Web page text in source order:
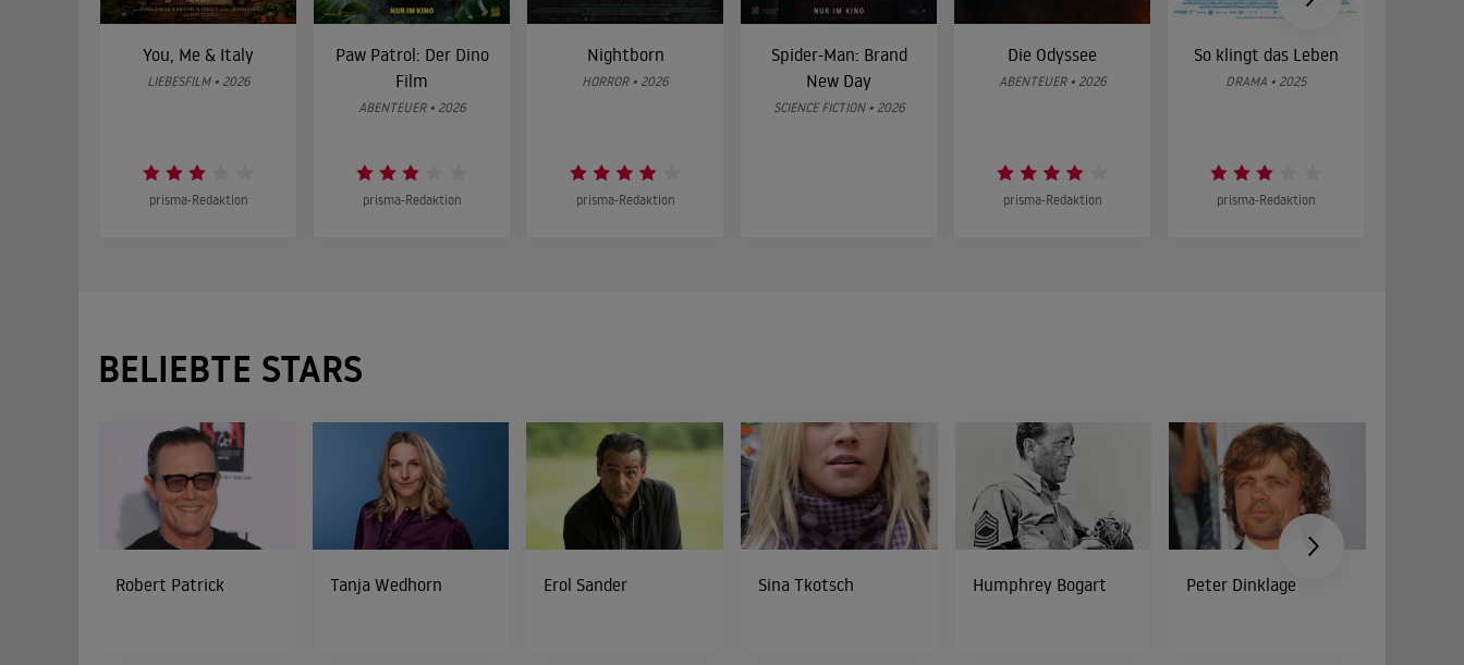
You, Me & Italy
LIEBESFILM • 2026
prisma-Redaktion
Paw Patrol: Der Dino
Film
ABENTEUER • 2026
prisma-Redaktion
Nightborn
HORROR • 2026
prisma-Redaktion
Spider-Man: Brand
New Day
SCIENCE FICTION • 2026
Die Odyssee
ABENTEUER • 2026
prisma-Redaktion
So klingt das Leben
DRAMA • 2025
prisma-Redaktion
BELIEBTE STARS
Robert Patrick Tanja Wedhorn Erol Sander Sina Tkotsch Humphrey Bogart Peter Dinklage